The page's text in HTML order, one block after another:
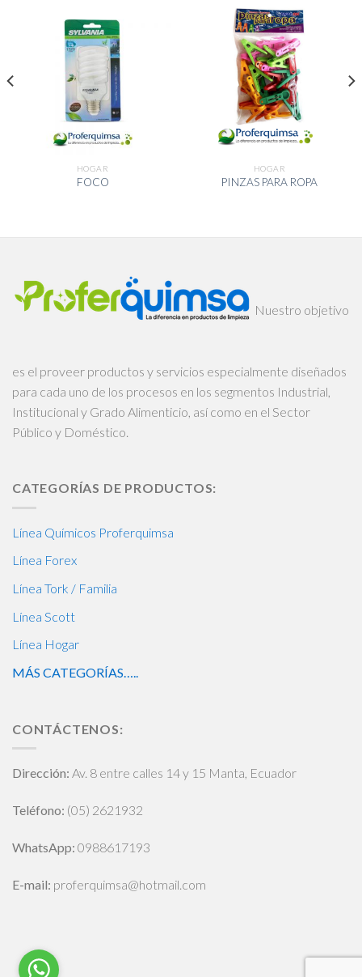
HOGAR
FOCO
HOGAR
PINZAS PARA ROPA
Nuestro objetivo
es el proveer productos y servicios especialmente diseñados
para cada uno de los procesos en los segmentos Industrial,
Institucional y Grado Alimenticio, así como en el Sector
Público y Doméstico.
CATEGORÍAS DE PRODUCTOS:
Línea Químicos Proferquimsa
Línea Forex
Línea Tork / Familia
Línea Scott
Línea Hogar
MÁS CATEGORÍAS…..
CONTÁCTENOS:
Dirección: Av. 8 entre calles 14 y 15 Manta, Ecuador
Teléfono: (05) 2621932
WhatsApp: 0988617193
E-mail: proferquimsa@hotmail.com